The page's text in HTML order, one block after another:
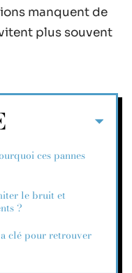
manquent de
plus souvent
ces pannes
le bruit et
?
clé pour retrouver